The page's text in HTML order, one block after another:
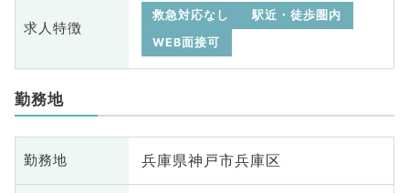
求人特徴
救急対応なし
駅近・徒歩圏内
WEB面接可
勤務地
勤務地 兵庫県神戸市兵庫区